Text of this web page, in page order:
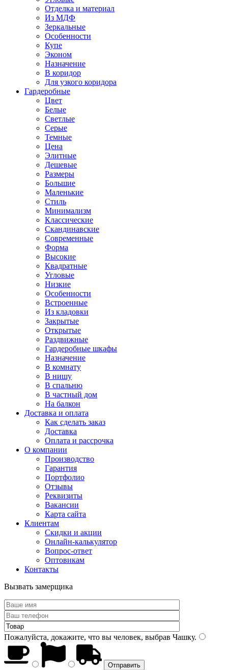
Отделка и материал
Из МДФ
Зеркальные
Особенности
Купе
Эконом
Назначение
В коридор
Для узкого коридора
Гардеробные
Цвет
Белые
Светлые
Серые
Темные
Цена
Элитные
Дешевые
Размеры
Большие
Маленькие
Стиль
Минимализм
Классические
Скандинавские
Современные
Форма
Высокие
Квадратные
Угловые
Низкие
Особенности
Встроенные
Из кладовки
Закрытые
Открытые
Раздвижные
Гардеробные шкафы
Назначение
В комнату
В нишу
В спальню
В частный дом
На балкон
Доставка и оплата
Как сделать заказ
Доставка
Оплата и рассрочка
О компании
Производство
Гарантия
Портфолио
Отзывы
Реквизиты
Вакансии
Карта сайта
Клиентам
Скидки и акции
Онлайн-калькулятор
Вопрос-ответ
Оптовикам
Контакты
Вызвать замерщика
Пожалуйста, докажите, что вы человек, выбрав Чашку.